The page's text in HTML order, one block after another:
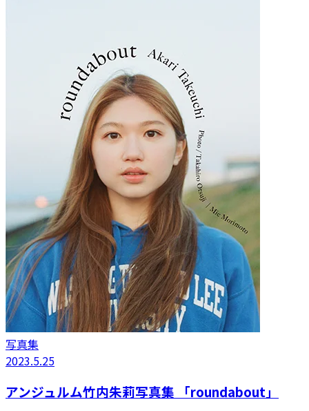
写真集
2023.5.25
アンジュルム竹内朱莉写真集 「roundabout」